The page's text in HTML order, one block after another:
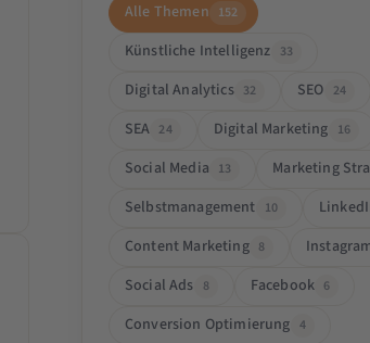
Alle Themen 152
Künstliche Intelligenz 33
Digital Analytics 32 SEO 24
SEA 24 Digital Marketing 16
Social Media 13 Marketing
Selbstmanagement 10
Content Marketing 8
Social Ads 8 Facebook 6
Conversion Optimierung 4